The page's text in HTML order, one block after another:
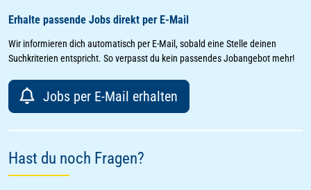
Erhalte passende Jobs direkt per E-Mail
Wir informieren dich automatisch per E-Mail, sobald eine Stelle deinen
Suchkriterien entspricht. So verpasst du kein passendes Jobangebot mehr!
Jobs per E-Mail erhalten
Hast du noch Fragen?